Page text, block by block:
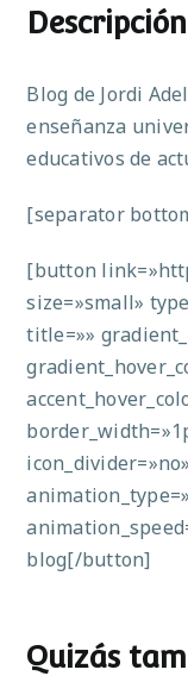
Descripción
Blog de Jordi
enseñanza
educativos de
[separator
[button
size=»small»
title=»»
blog[/button]
Quizás